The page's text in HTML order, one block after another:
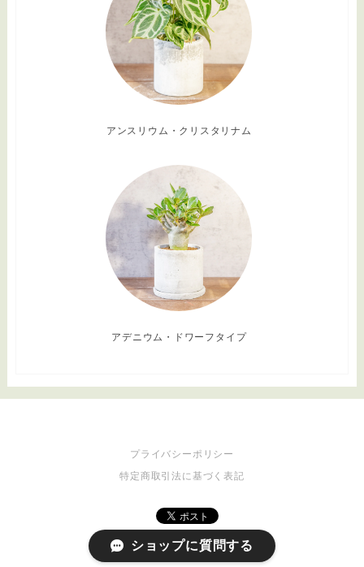
アンスリウム・クリスタリナム
アデニウム・ドワーフタイプ
プライバシーポリシー
特定商取引法に基づく表記
© 125naroom
ショップに質問する